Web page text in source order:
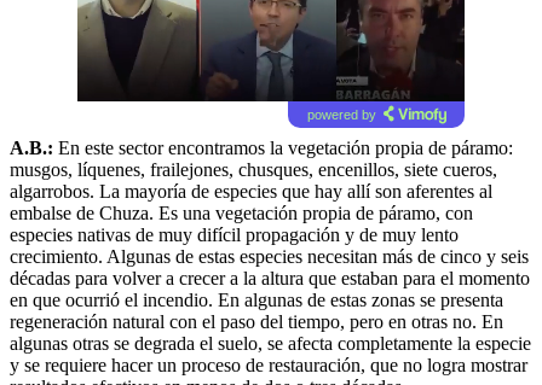
powered by
A.B.: En este sector encontramos la vegetación propia de páramo:
musgos, líquenes, frailejones, chusques, encenillos, siete cueros,
algarrobos. La mayoría de especies que hay allí son aferentes al
embalse de Chuza. Es una vegetación propia de páramo, con
especies nativas de muy difícil propagación y de muy lento
crecimiento. Algunas de estas especies necesitan más de cinco y seis
décadas para volver a crecer a la altura que estaban para el momento
en que ocurrió el incendio. En algunas de estas zonas se presenta
regeneración natural con el paso del tiempo, pero en otras no. En
algunas otras se degrada el suelo, se afecta completamente la especie
y se requiere hacer un proceso de restauración, que no logra mostrar